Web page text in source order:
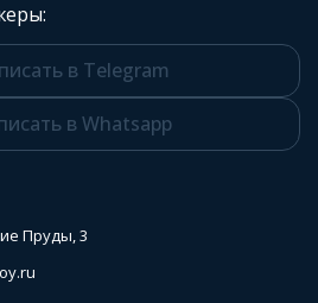
в Telegram
в Whatsapp
Пруды, 3